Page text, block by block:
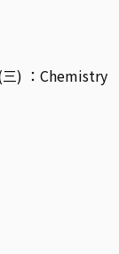
三) ：Chemistry